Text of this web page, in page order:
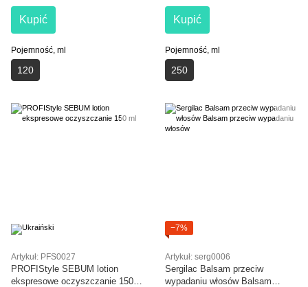
Kupić
Pojemność, ml
120
Kupić
Pojemność, ml
250
Artykuł: PFS0027
PROFIStyle SEBUM lotion
ekspresowe oczyszczanie 150
−7%
Artykuł: serg0006
Sergilac Balsam przeciw
wypadaniu włosów Balsam